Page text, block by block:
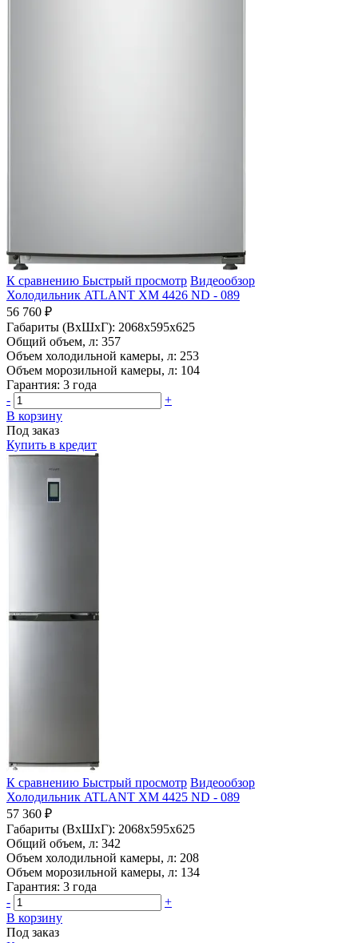
К сравнению Быстрый просмотр Видеообзор
Холодильник ATLANT ХМ 4426 ND - 089
56 760 ₽
Габариты (ВхШхГ): 2068x595x625
Общий объем, л: 357
Объем холодильной камеры, л: 253
Объем морозильной камеры, л: 104
Гарантия: 3 года
-
+
В корзину
Под заказ
Купить в кредит
К сравнению Быстрый просмотр Видеообзор
Холодильник ATLANT ХМ 4425 ND - 089
57 360 ₽
Габариты (ВхШхГ): 2068x595x625
Общий объем, л: 342
Объем холодильной камеры, л: 208
Объем морозильной камеры, л: 134
Гарантия: 3 года
-
+
В корзину
Под заказ